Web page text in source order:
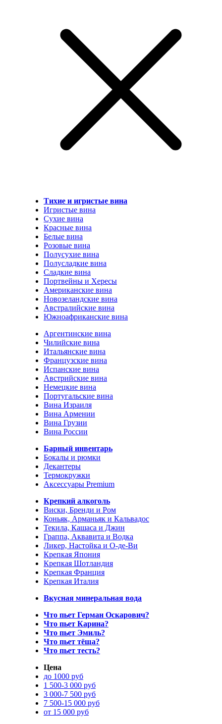
Тихие и игристые вина
Игристые вина
Сухие вина
Красные вина
Белые вина
Розовые вина
Полусухие вина
Полусладкие вина
Сладкие вина
Портвейны и Хересы
Американские вина
Новозеландские вина
Австралийские вина
Южноафриканские вина
Аргентинские вина
Чилийские вина
Итальянские вина
Французские вина
Испанские вина
Австрийские вина
Немецкие вина
Португальские вина
Вина Израиля
Вина Армении
Вина Грузии
Вина России
Барный инвентарь
Бокалы и рюмки
Декантеры
Термокружки
Аксессуары Premium
Крепкий алкоголь
Виски, Бренди и Ром
Коньяк, Арманьяк и Кальвадос
Текила, Кашаса и Джин
Граппа, Аквавита и Водка
Ликер, Настойка и О-де-Ви
Крепкая Япония
Крепкая Шотландия
Крепкая Франция
Крепкая Италия
Вкусная минеральная вода
Что пьет Герман Оскарович?
Что пьет Карина?
Что пьет Эмиль?
Что пьет тёща?
Что пьет тесть?
Цена
до 1000 руб
1 500-3 000 руб
3 000-7 500 руб
7 500-15 000 руб
от 15 000 руб